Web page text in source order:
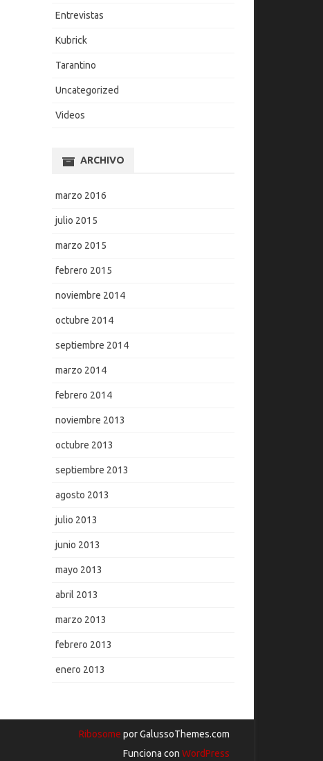
Entrevistas
Kubrick
Tarantino
Uncategorized
Videos
ARCHIVO
marzo 2016
julio 2015
marzo 2015
febrero 2015
noviembre 2014
octubre 2014
septiembre 2014
marzo 2014
febrero 2014
noviembre 2013
octubre 2013
septiembre 2013
agosto 2013
julio 2013
junio 2013
mayo 2013
abril 2013
marzo 2013
febrero 2013
enero 2013
Ribosome por GalussoThemes.com
Funciona con WordPress